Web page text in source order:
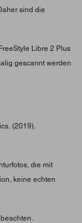
sind die
Libre 2 Plus
gescannt werden
(2019).
die mit
keine echten